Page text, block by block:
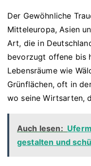
Der Gewöhnliche
Mitteleuropa, Asien
Art, die in
bevorzugt offene bis
Lebensräume wie
Grünflächen, oft in
wo seine Wirtsarten,
Auch lesen:
gestalten und